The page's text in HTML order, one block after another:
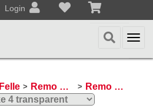
Login
Felle > Remo Schlagzeugfelle > Remo Powerstroke 4